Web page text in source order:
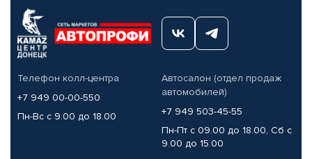
Телефон колл-центра
+7 949 00-00-550
Пн-Вс с 9.00 до 18.00
Автосалон (отдел продаж
автомобилей)
+7 949 503-45-55
Пн-Пт с 09.00 до 18.00, Сб с
9.00 до 15.00